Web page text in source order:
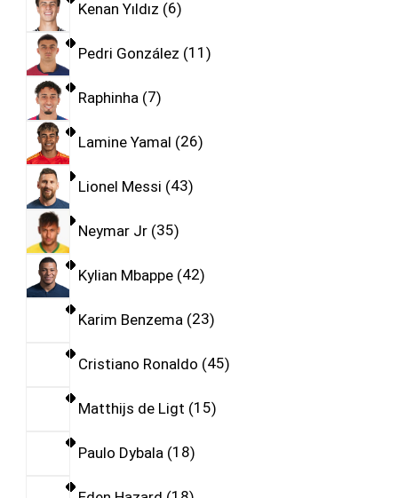
Kenan Yıldız 6
Pedri González 11
Raphinha 7
Lamine Yamal 26
Lionel Messi 43
Neymar Jr 35
Kylian Mbappe 42
Karim Benzema 23
Cristiano Ronaldo 45
Matthijs de Ligt 15
Paulo Dybala 18